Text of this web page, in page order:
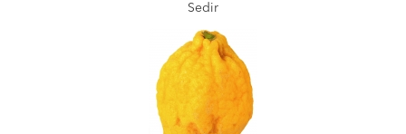
Sedir